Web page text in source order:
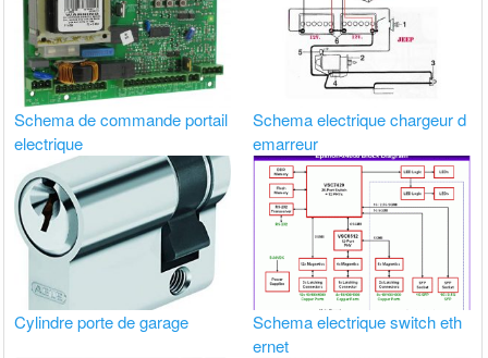
Schema de commande portail
electrique
Schema electrique chargeur d
emarreur
Cylindre porte de garage
Schema electrique switch eth
ernet